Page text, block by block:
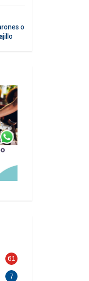
o
61
7